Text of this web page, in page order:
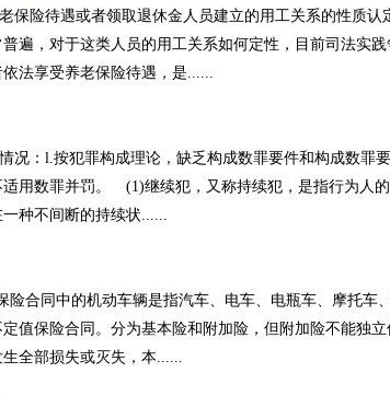
险待遇或者领取退休金人员建立的用工关系的性质认
遍，对于这类人员的用工关系如何定性，目前司法实
法享受养老保险待遇，是......
：l.按犯罪构成理论，缺乏构成数罪要件和构成数罪
用数罪并罚。 (1)继续犯，又称持续犯，是指行为人
种不间断的持续状......
合同中的机动车辆是指汽车、电车、电瓶车、摩托车
合同。分为基本险和附加险，但附加险不能独立
部损失或灭失，本......